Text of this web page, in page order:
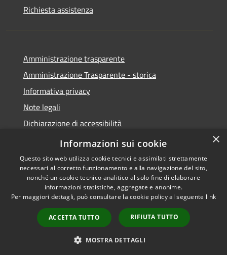
Richiesta assistenza
Amministrazione trasparente
Amministrazione Trasparente - storica
Informativa privacy
Note legali
Dichiarazione di accessibilità
Obiettivi di accessibilità
Accessibilità
Copyright © 2026 • Comune di
Roccabianca • Powered by
Municipium•
Accesso
redazione
×
Informazioni sui cookie
Questo sito web utilizza cookie tecnici e assimilati strettamente
necessari al corretto funzionamento e alla navigazione del sito,
nonché un cookie tecnico analitico al solo fine di elaborare
informazioni statistiche, aggregate e anonime.
Per maggiori dettagli, può consultare la cookie policy al seguente link
ACCETTA TUTTO RIFIUTA TUTTO
MOSTRA DETTAGLI